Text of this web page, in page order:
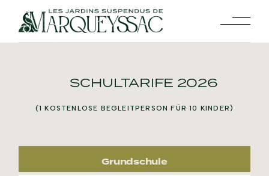
content
SCHULTARIFE 2026
(1 KOSTENLOSE BEGLEITPERSON FÜR 10 KINDER)
Grundschule